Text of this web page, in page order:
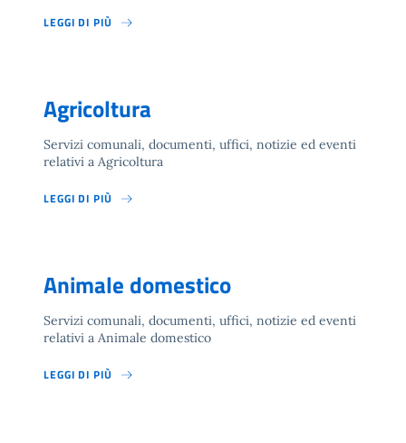
LEGGI DI PIÙ
Agricoltura
Servizi comunali, documenti, uffici, notizie ed eventi
relativi a Agricoltura
LEGGI DI PIÙ
Animale domestico
Servizi comunali, documenti, uffici, notizie ed eventi
relativi a Animale domestico
LEGGI DI PIÙ